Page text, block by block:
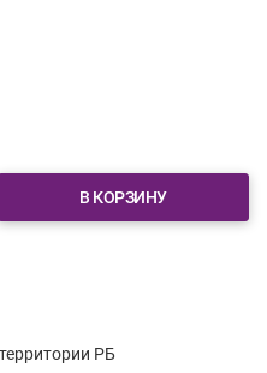
В КОРЗИНУ
РБ